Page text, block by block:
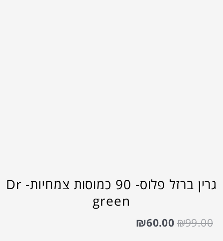
גרין ברזל פלוס- 90 כמוסות צמחיות- Dr
green
₪99.00
₪60.00